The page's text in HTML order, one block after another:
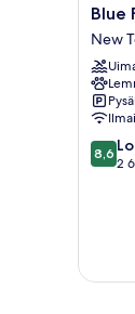
Blue
Resort
Key
West
New
Town
Blue
New
8.6
kautta
8,6
2